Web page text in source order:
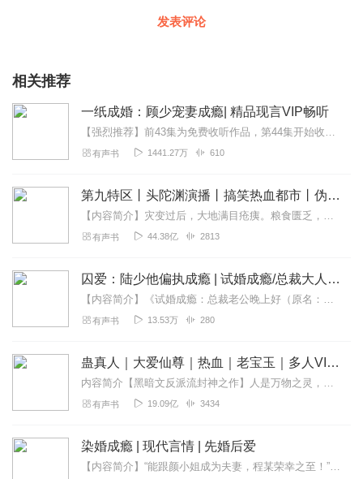
发表评论
相关推荐
一纸成婚：顾少宠妻成瘾| 精品现言VIP畅听
【强烈推荐】前43集为免费收听作品，第44集开始收费，会员免费畅听，欢迎收听~【内容介绍】惨遭所有人背叛，没想到一纸婚约将她宠上天！想要什么买买买，不够就垄断...
有声书 1441.27万 610
第九特区丨头陀渊演播丨搞笑热血都市丨伪戒丨VIP免费多人有声剧
【内容简介】灾变过后，大地满目疮痍。粮食匮乏，资源紧俏，局势混乱……一位从待规划区杀出来的青年，背对着漫天黄沙，孤身来到九区谋生，却不曾想偶然结识三五好友，一念...
有声书 44.38亿 2813
囚爱：陆少他偏执成瘾 | 试婚成瘾/总裁大人婚恋成瘾
【内容简介】《试婚成瘾：总裁老公晚上好（原名：试婚成瘾）》，她是A市人人羡慕的慕家三少奶奶。三年婚姻，他对她极尽宠溺，她助他坐上慕家第一把交椅后，却发现三年不能...
有声书 13.53万 280
蛊真人｜大爱仙尊｜热血｜老宝玉｜多人VIP免费有声剧
内容简介【黑暗文反派流封神之作】人是万物之灵，蛊是天地真精。一个穿越者不断重生的故事。一个养蛊、炼蛊、用蛊的奇特世界。配音组（男角色）老宝玉旁白...
有声书 19.09亿 3434
染婚成瘾 | 现代言情 | 先婚后爱
【内容简介】“能跟颜小姐成为夫妻，程某荣幸之至！”程陆言依旧是那副带着淡笑的模样，风轻云淡的说着。“你到底想怎么样？”颜玖咬紧牙关。今天这程陆言是不达目的不罢休...